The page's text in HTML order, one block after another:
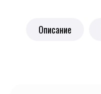
Описание